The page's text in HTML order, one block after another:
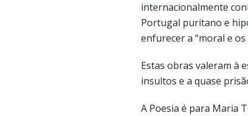
internacionalmente
Portugal puritano e
enfurecer a “moral e
Estas obras valeram à
insultos e a quase
A Poesia é para Maria